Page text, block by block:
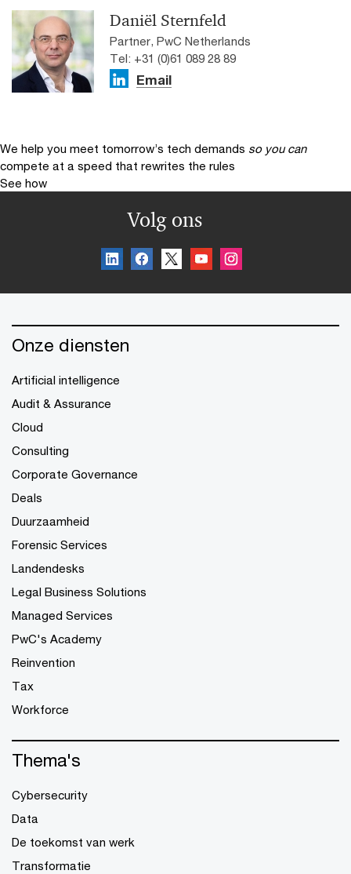
Daniël Sternfeld
Partner, PwC Netherlands
Tel: +31 (0)61 089 28 89
Email
We help you meet tomorrow’s tech demands so you can
compete at a speed that rewrites the rules
See how
Volg ons
Onze diensten
Artificial intelligence
Audit & Assurance
Cloud
Consulting
Corporate Governance
Deals
Duurzaamheid
Forensic Services
Landendesks
Legal Business Solutions
Managed Services
PwC's Academy
Reinvention
Tax
Workforce
Thema's
Cybersecurity
Data
De toekomst van werk
Transformatie